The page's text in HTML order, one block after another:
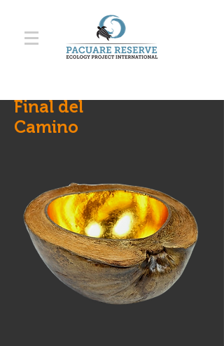
Final del
Camino